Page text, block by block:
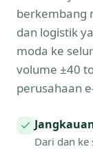
berkembang
dan logistik
moda ke
volume ±40
perusahaan
Dari dan